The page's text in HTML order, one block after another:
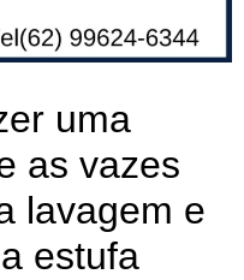
uma
as vazes
lavagem e
estufa